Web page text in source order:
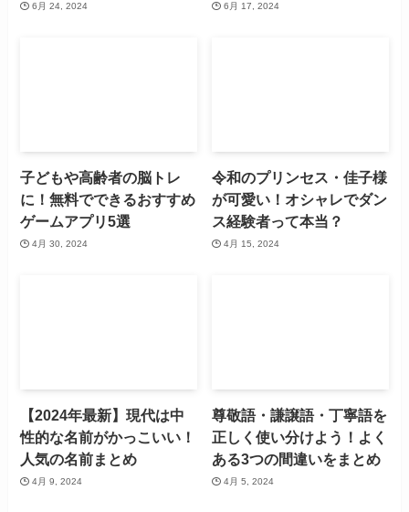
6月 24, 2024 6月 17, 2024
子どもや高齢者の脳トレ
に！無料でできるおすすめ
ゲームアプリ5選
4月 30, 2024
令和のプリンセス・佳子様
が可愛い！オシャレでダン
ス経験者って本当？
4月 15, 2024
【2024年最新】現代は中
性的な名前がかっこいい！
人気の名前まとめ
4月 9, 2024
尊敬語・謙譲語・丁寧語を
正しく使い分けよう！よく
ある3つの間違いをまとめ
4月 5, 2024